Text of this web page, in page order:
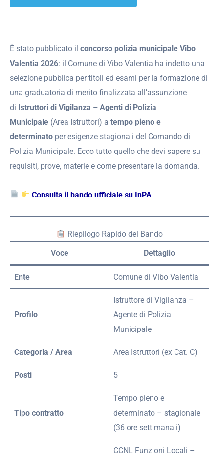
È stato pubblicato il concorso polizia municipale Vibo
Valentia 2026: il Comune di Vibo Valentia ha indetto una
selezione pubblica per titoli ed esami per la formazione di
una graduatoria di merito finalizzata all’assunzione
di Istruttori di Vigilanza – Agenti di Polizia
Municipale (Area Istruttori) a tempo pieno e
determinato per esigenze stagionali del Comando di
Polizia Municipale. Ecco tutto quello che devi sapere su
requisiti, prove, materie e come presentare la domanda.
Consulta il bando ufficiale su InPA
Riepilogo Rapido del Bando
Voce Dettaglio
Ente Comune di Vibo Valentia
Profilo
Istruttore di Vigilanza –
Agente di Polizia
Municipale
Categoria / Area Area Istruttori (ex Cat. C)
Posti 5
Tipo contratto
Tempo pieno e
determinato – stagionale
(36 ore settimanali)
CCNL Funzioni Locali –